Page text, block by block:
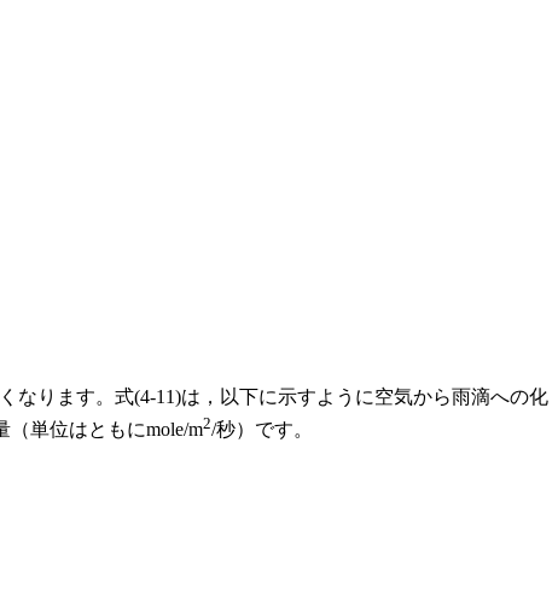
なります。式(4-11)は，以下に示すように空気から雨滴への化
単位はともにmole/m2/秒）です。